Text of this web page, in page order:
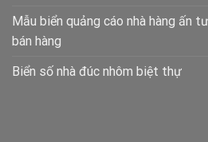
Mẫu biển quảng cáo nhà hàng ấn
bán hàng
Biển số nhà đúc nhôm biệt thự